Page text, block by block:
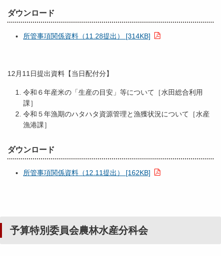
ダウンロード
所管事項関係資料（11.28提出） [314KB]
12月11日提出資料【当日配付分】
令和６年産米の「生産の目安」等について［水田総合利用
課］
令和５年漁期のハタハタ資源管理と漁獲状況について［水産
漁港課］
ダウンロード
所管事項関係資料（12.11提出） [162KB]
予算特別委員会農林水産分科会